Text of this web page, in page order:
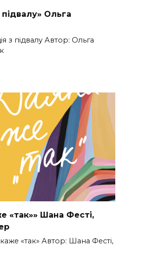
Ольга
з підвалу Автор: Ольга
«так»» Шана Фесті,
«так» Автор: Шана Фесті,